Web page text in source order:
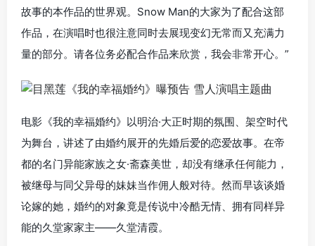
故事的本作品的世界观。Snow Man的大家为了配合这部
作品，在演唱时也很注意同时去展现变幻无常而又充满力
量的部分。请各位务必配合作品来欣赏，我会非常开心。”
电影《我的幸福婚约》以明治·大正时期的氛围、架空时代
为舞台，讲述了由婚约展开的先婚后爱的恋爱故事。在帝
都的名门异能家族之女·斋森美世，却没有继承任何能力，
被继母与同父异母的妹妹当作佣人般对待。然而早该谈婚
论嫁的她，婚约的对象竟是传说中冷酷无情、拥有同样异
能的久堂家家主——久堂清霞。